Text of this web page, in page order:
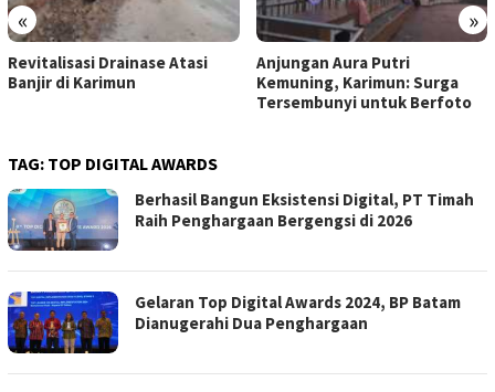
« »
Revitalisasi Drainase Atasi
Banjir di Karimun
Anjungan Aura Putri
Kemuning, Karimun: Surga
Tersembunyi untuk Berfoto
TAG: TOP DIGITAL AWARDS
Berhasil Bangun Eksistensi Digital, PT Timah
Raih Penghargaan Bergengsi di 2026
Gelaran Top Digital Awards 2024, BP Batam
Dianugerahi Dua Penghargaan